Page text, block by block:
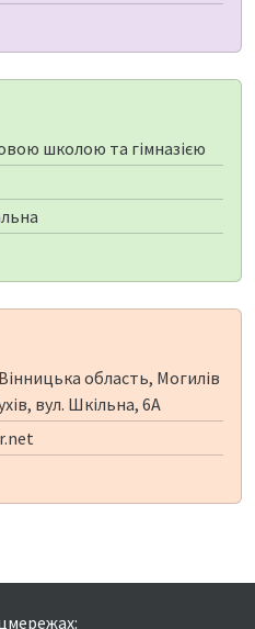
школою та гімназією
область, Могилів
вул. Шкільна, 6А